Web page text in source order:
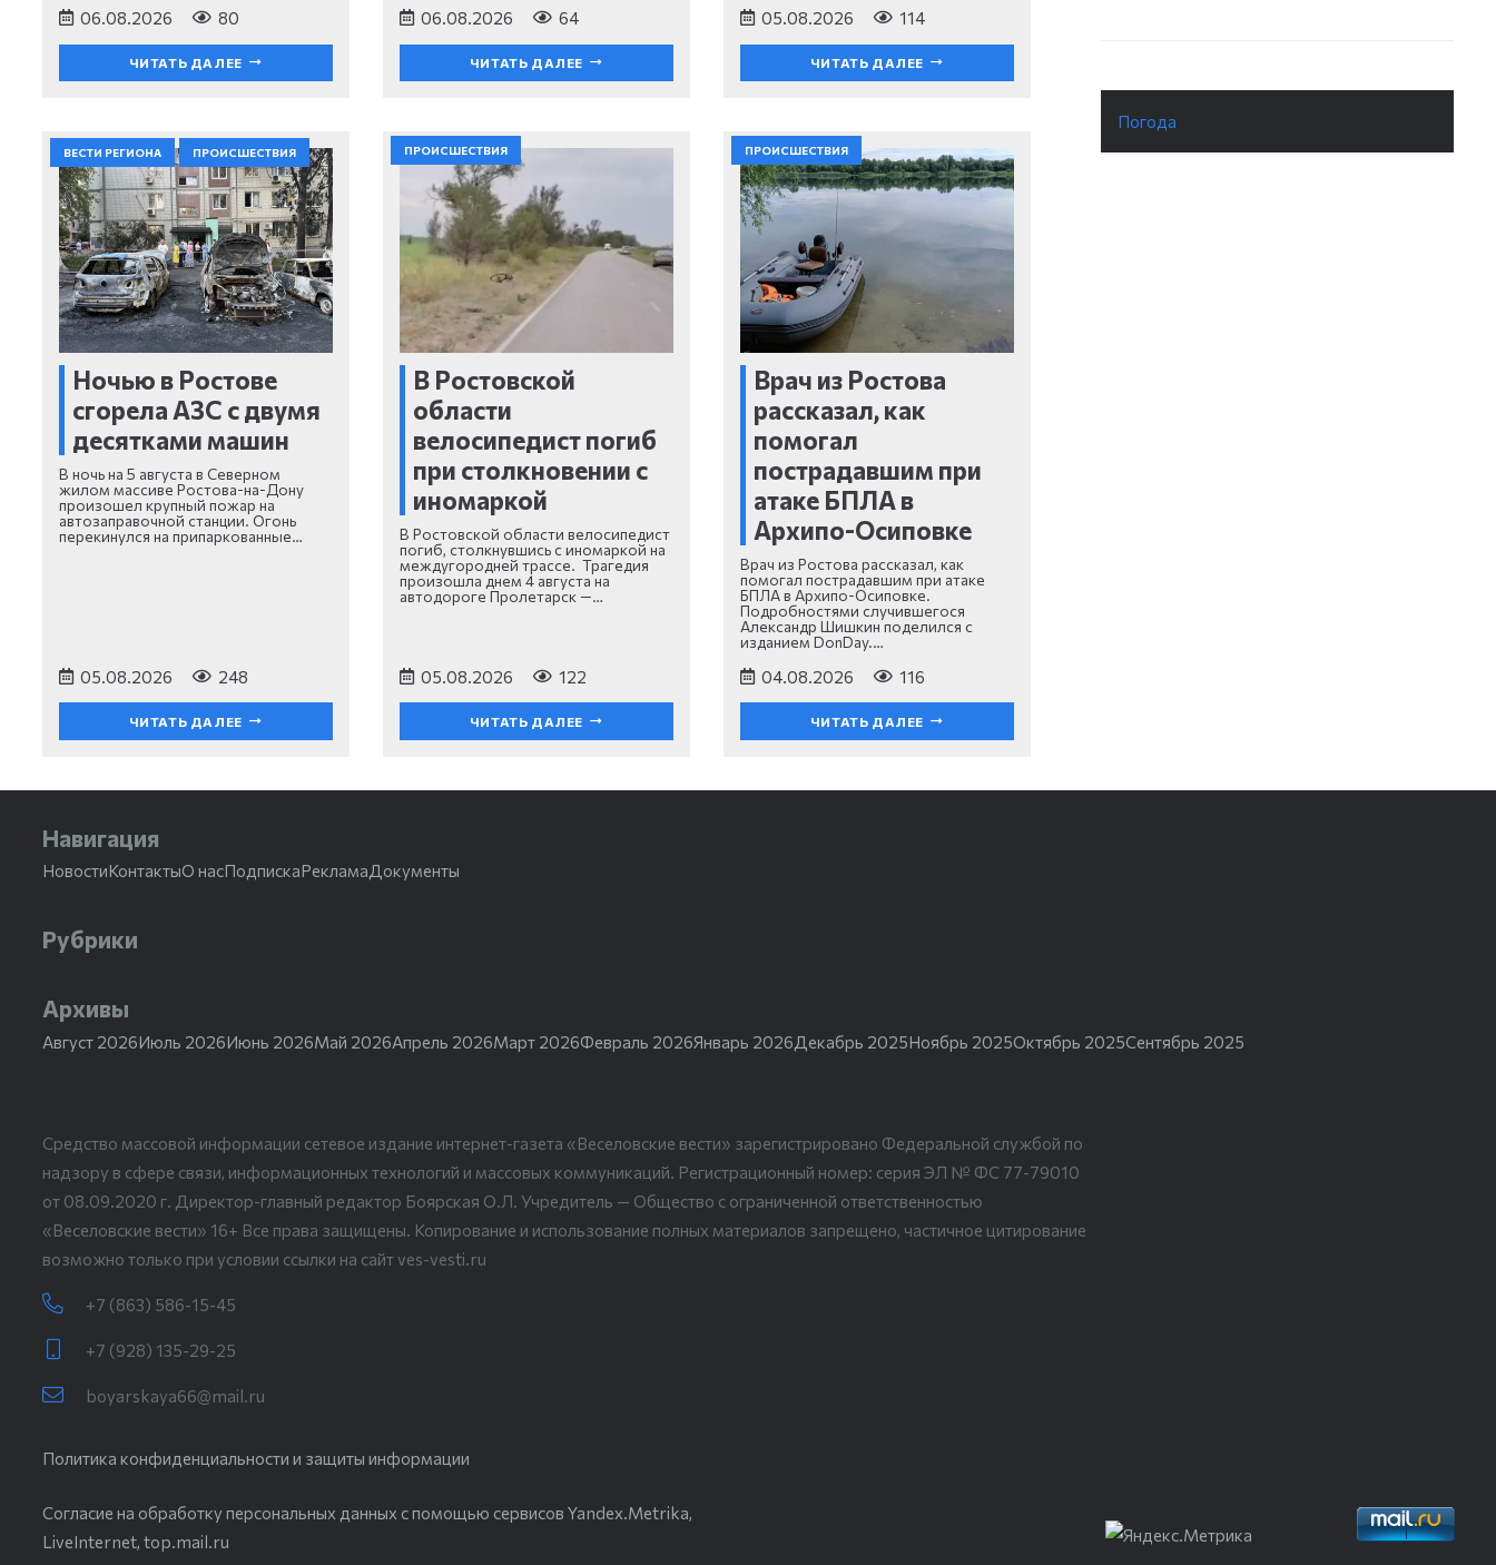
06.08.2026 80
ЧИТАТЬ ДАЛЕЕ
06.08.2026 64
ЧИТАТЬ ДАЛЕЕ
05.08.2026 114
ЧИТАТЬ ДАЛЕЕ
ВЕСТИ РЕГИОНА ПРОИСШЕСТВИЯ
Ночью в Ростове
сгорела АЗС с двумя
десятками машин
В ночь на 5 августа в Северном
жилом массиве Ростова-на-Дону
произошел крупный пожар на
автозаправочной станции. Огонь
перекинулся на припаркованные…
05.08.2026 248
ЧИТАТЬ ДАЛЕЕ
ПРОИСШЕСТВИЯ
В Ростовской
области
велосипедист погиб
при столкновении с
иномаркой
В Ростовской области велосипедист
погиб, столкнувшись с иномаркой на
междугородней трассе. Трагедия
произошла днем 4 августа на
автодороге Пролетарск —…
05.08.2026 122
ЧИТАТЬ ДАЛЕЕ
ПРОИСШЕСТВИЯ
Врач из Ростова
рассказал, как
помогал
пострадавшим при
атаке БПЛА в
Архипо-Осиповке
Врач из Ростова рассказал, как
помогал пострадавшим при атаке
БПЛА в Архипо-Осиповке.
Подробностями случившегося
Александр Шишкин поделился с
изданием DonDay.…
04.08.2026 116
ЧИТАТЬ ДАЛЕЕ
Погода
Навигация
НовостиКонтактыО насПодпискаРекламаДокументы
Рубрики
Архивы
Август 2026Июль 2026Июнь 2026Май 2026Апрель 2026Март 2026Февраль 2026Январь 2026 Декабрь 2025Ноябрь 2025Октябрь 2025Сентябрь 2025
Средство массовой информации сетевое издание интернет-газета «Веселовские вести» зарегистрировано Федеральной службой по
надзору в сфере связи, информационных технологий и массовых коммуникаций. Регистрационный номер: серия ЭЛ № ФС 77-79010
от 08.09.2020 г. Директор-главный редактор Боярская О.Л. Учредитель — Общество с ограниченной ответственностью
«Веселовские вести» 16+ Все права защищены. Копирование и использование полных материалов запрещено, частичное цитирование
возможно только при условии ссылки на сайт ves-vesti.ru
+7 (863) 586-15-45
+7 (928) 135-29-25
boyarskaya66@mail.ru
Политика конфиденциальности и защиты информации
Согласие на обработку персональных данных с помощью сервисов Yandex.Metrika,
LiveInternet, top.mail.ru